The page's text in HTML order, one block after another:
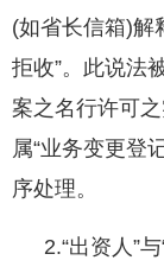
(如省长信箱)解
拒收”。此说法
案之名行许可
属“业务变更登
序处理。
2.“出资人”